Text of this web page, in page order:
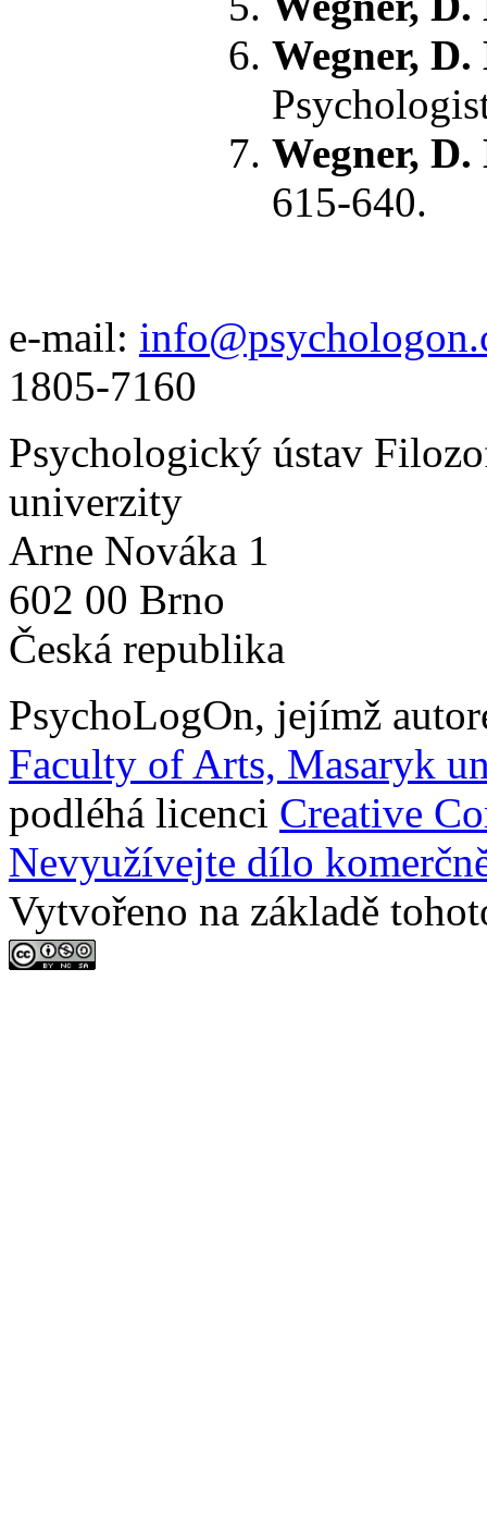
Wegner,
Wegner,
615-640.
e-mail:
1805-7160
Psychologický ústav
univerzity
Arne Nováka 1
602 00 Brno
Česká republika
PsychoLogOn, jejímž
Faculty of Arts, Masaryk
podléhá licenci Creative
Nevyužívejte dílo
Vytvořeno na základě